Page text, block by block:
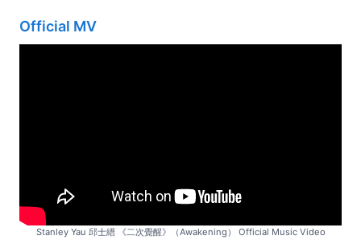
Official MV
Stanley Yau 邱士縉 《二次覺醒》（Awakening） Official Music Video